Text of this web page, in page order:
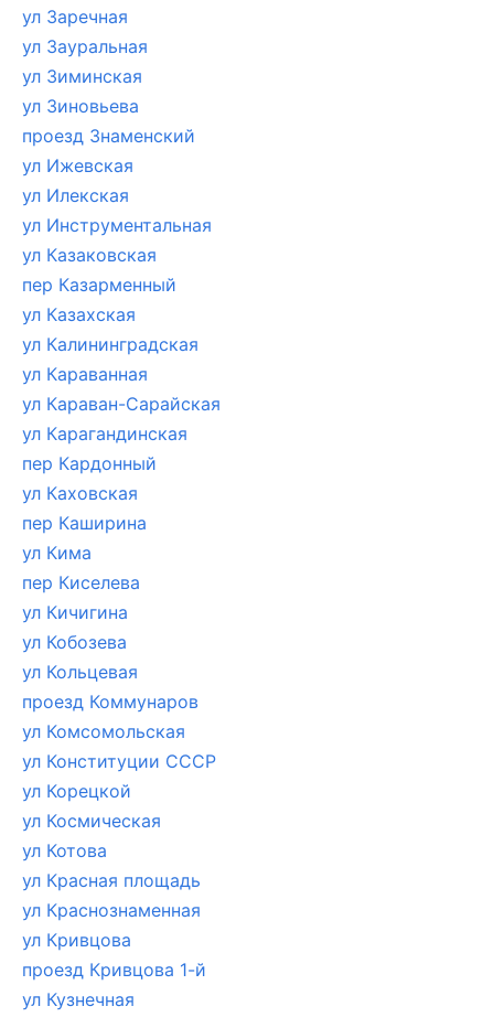
ул Заречная
ул Зауральная
ул Зиминская
ул Зиновьева
проезд Знаменский
ул Ижевская
ул Илекская
ул Инструментальная
ул Казаковская
пер Казарменный
ул Казахская
ул Калининградская
ул Караванная
ул Караван-Сарайская
ул Карагандинская
пер Кардонный
ул Каховская
пер Каширина
ул Кима
пер Киселева
ул Кичигина
ул Кобозева
ул Кольцевая
проезд Коммунаров
ул Комсомольская
ул Конституции СССР
ул Корецкой
ул Космическая
ул Котова
ул Красная площадь
ул Краснознаменная
ул Кривцова
проезд Кривцова 1-й
ул Кузнечная